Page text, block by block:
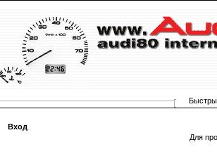
Быстрый
Вход
Для